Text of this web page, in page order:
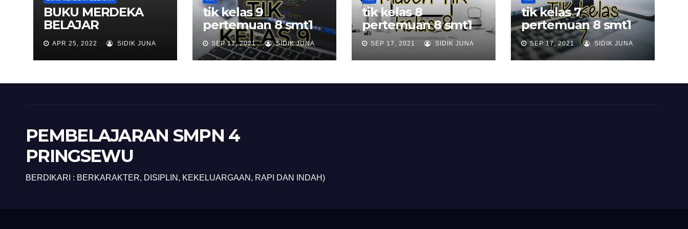
BUKU MERDEKA
BELAJAR
APR 25, 2022 SIDIK JUNA
tik kelas 9
pertemuan 8 smt1
SEP 17, 2021 SIDIK JUNA
tik kelas 8
pertemuan 8 smt1
SEP 17, 2021 SIDIK JUNA
tik kelas 7
pertemuan 8 smt1
SEP 17, 2021 SIDIK JUNA
PEMBELAJARAN SMPN 4
PRINGSEWU
BERDIKARI : BERKARAKTER, DISIPLIN, KEKELUARGAAN, RAPI DAN INDAH)